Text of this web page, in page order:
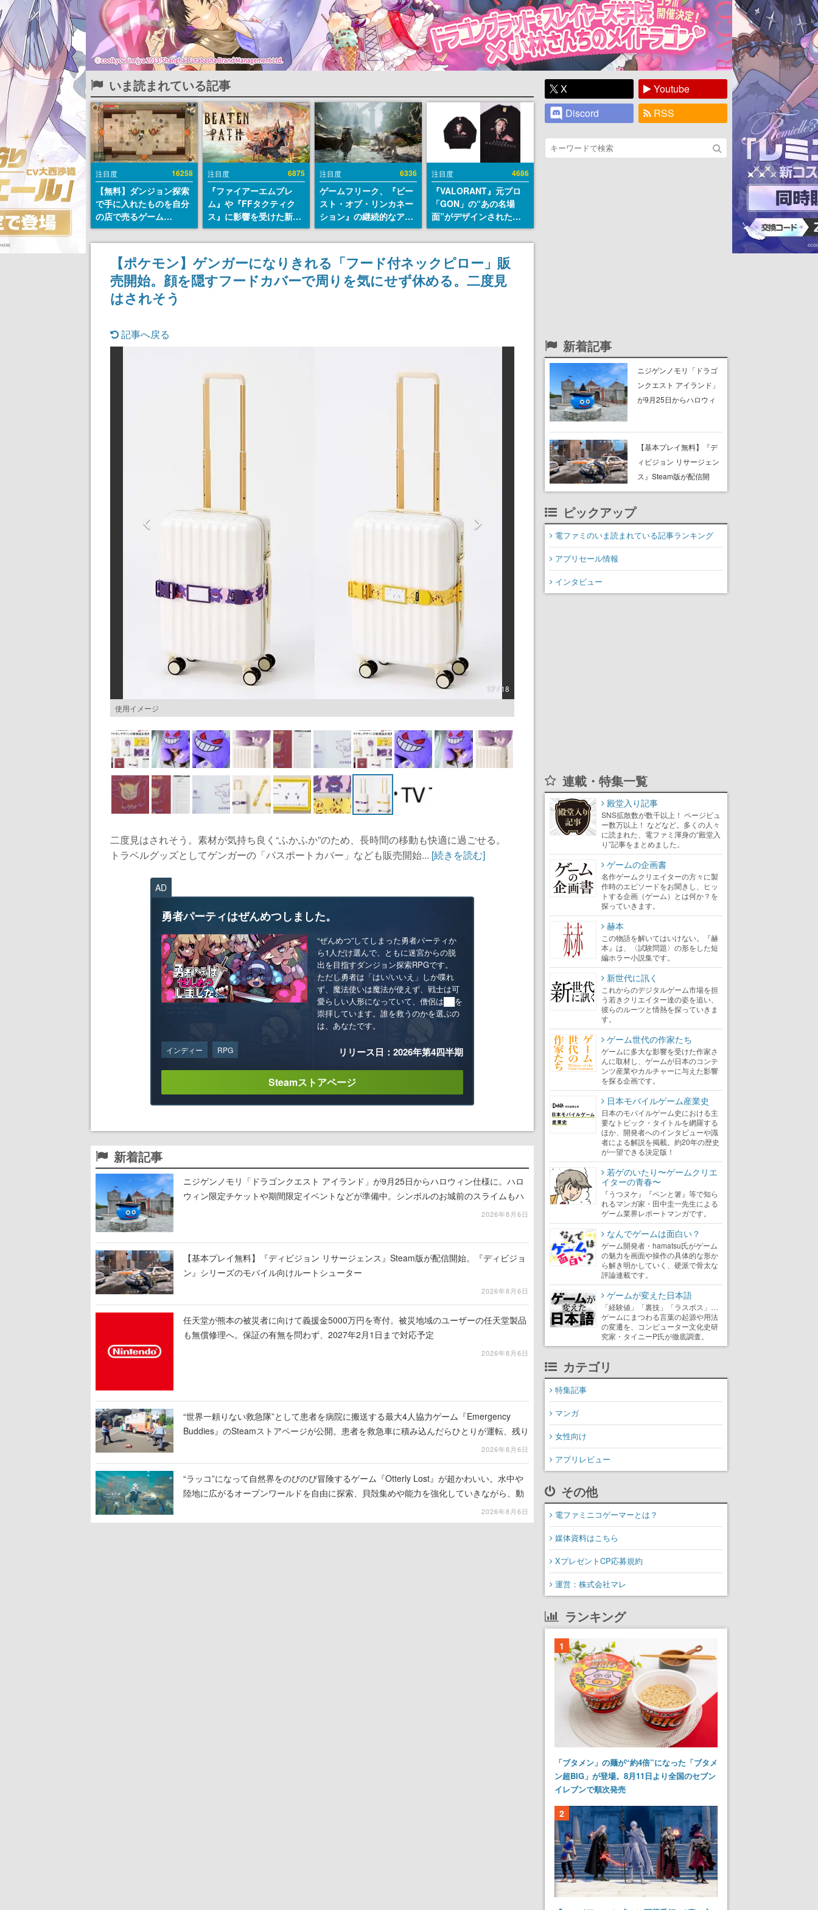
いま読まれている記事
注目度 16258
【無料】ダンジョン探索
で手に入れたものを自分
の店で売るゲーム
『Moonlighter』が
Steamにて無料配布中！
続編『Moonlighter 2』
の9月2日正式リリースを
記念したキャンペーン
注目度 6875
『ファイアーエムブレ
ム』や『FFタクティク
ス』に影響を受けた新作
戦略RPG『Beaten
Path』2027年に発売
へ。PC（Steam）、
PS5、Xbox、Switch向
けにリリース予定
注目度 6336
ゲームフリーク、『ビー
スト・オブ・リンカネー
ション』の継続的なアプ
デ方針を表明。ユーザー
からの意見を真摯に受け
止めて対応へ。修正パッ
チは約1週間以内に配信
される予定
注目度 4686
『VALORANT』元プロ
「GON」の“あの名場
面”がデザインされた新
作グッズが本日8月5日よ
り期間限定で発売。Tシ
ャツやコインケース、ア
クキーなどが全品受注生
産で登場、過去に発売し
【ポケモン】ゲンガーになりきれる「フード付ネックピロー」販
売開始。顔を隠すフードカバーで周りを気にせず休める。二度見
はされそう
記事へ戻る
17 / 18
使用イメージ
二度見はされそう。素材が気持ち良く“ふかふか”のため、長時間の移動も快適に過ごせる。
トラベルグッズとしてゲンガーの「パスポートカバー」なども販売開始... [続きを読む]
AD
勇者パーティはぜんめつしました。
“ぜんめつ”してしまった勇者パーティか
ら1人だけ選んで、ともに迷宮からの脱
出を目指すダンジョン探索RPGです。
ただし勇者は「はい/いいえ」しか喋れ
ず、魔法使いは魔法が使えず、戦士は可
愛らしい人形になっていて、僧侶は██を
崇拝しています。誰を救うのかを選ぶの
は、あなたです。
インディー RPG リリース日：2026年第4四半期
Steamストアページ
新着記事
ニジゲンノモリ「ドラゴンクエスト アイランド」が9月25日からハロウィン仕様に。ハロ
ウィン限定チケットや期間限定イベントなどが準備中。シンボルのお城前のスライムもハ
2026年8月6日
【基本プレイ無料】『ディビジョン リサージェンス』Steam版が配信開始。『ディビジョ
ン』シリーズのモバイル向けルートシューター
2026年8月6日
任天堂が熊本の被災者に向けて義援金5000万円を寄付。被災地域のユーザーの任天堂製品
も無償修理へ。保証の有無を問わず、2027年2月1日まで対応予定
2026年8月6日
“世界一頼りない救急隊”として患者を病院に搬送する最大4人協力ゲーム『Emergency
Buddies』のSteamストアページが公開。患者を救急車に積み込んだらひとりが運転、残り
2026年8月6日
“ラッコ”になって自然界をのびのび冒険するゲーム『Otterly Lost』が超かわいい。水中や
陸地に広がるオープンワールドを自由に探索、貝殻集めや能力を強化していきながら、動
2026年8月6日
X
Youtube
Discord
RSS
新着記事
ニジゲンノモリ「ドラゴ
ンクエスト アイランド」
が9月25日からハロウィ
ベントなどが準備中。シ
ンボルのお城前のスライ
ムもハロウィン風に
【基本プレイ無料】『デ
ィビジョン リサージェン
ス』Steam版が配信開
始。『ディビジョン』シ
ピックアップ
電ファミのいま読まれている記事ランキング
アプリセール情報
インタビュー
連載・特集一覧
殿堂入り記事
SNS拡散数が数千以上！ ページビュ
ー数万以上！ などなど。多くの人々
に読まれた、電ファミ渾身の“殿堂入
り”記事をまとめました。
ゲームの企画書
名作ゲームクリエイターの方々に製
作時のエピソードをお聞きし、ヒッ
トする企画（ゲーム）とは何か？を
探っていきます。
赫本
この物語を解いてはいけない。『赫
本』は、〈試験問題〉の形をした短
編ホラー小説集です。
新世代に訊く
これからのデジタルゲーム市場を担
う若きクリエイター達の姿を追い、
彼らのルーツと情熱を探っていきま
す。
ゲーム世代の作家たち
ゲームに多大な影響を受けた作家さ
んに取材し、ゲームが日本のコンテ
ンツ産業やカルチャーに与えた影響
を探る企画です。
日本モバイルゲーム産業史
日本のモバイルゲーム史における主
要なトピック・タイトルを網羅する
ほか、開発者へのインタビューや識
者による解説を掲載。約20年の歴史
が一望できる決定版！
若ゲのいたり〜ゲームクリエ
イターの青春〜
『うつヌケ』『ペンと箸』等で知ら
れるマンガ家・田中圭一先生による
ゲーム業界レポートマンガです。
なんでゲームは面白い？
ゲーム開発者・hamatsu氏がゲーム
の魅力を画面や操作の具体的な形か
ら解き明かしていく、硬派で骨太な
評論連載です。
ゲームが変えた日本語
「経験値」「裏技」「ラスボス」…
ゲームにまつわる言葉の起源や用法
の変遷を、コンピューター文化史研
究家・タイニーP氏が徹底調査。
カテゴリ
特集記事
マンガ
女性向け
アプリレビュー
その他
電ファミニコゲーマーとは？
媒体資料はこちら
XプレゼントCP応募規約
運営：株式会社マレ
ランキング
1
「ブタメン」の麺が“約4倍”になった「ブタメ
ン超BIG」が登場。8月11日より全国のセブン
イレブンで順次発売
2